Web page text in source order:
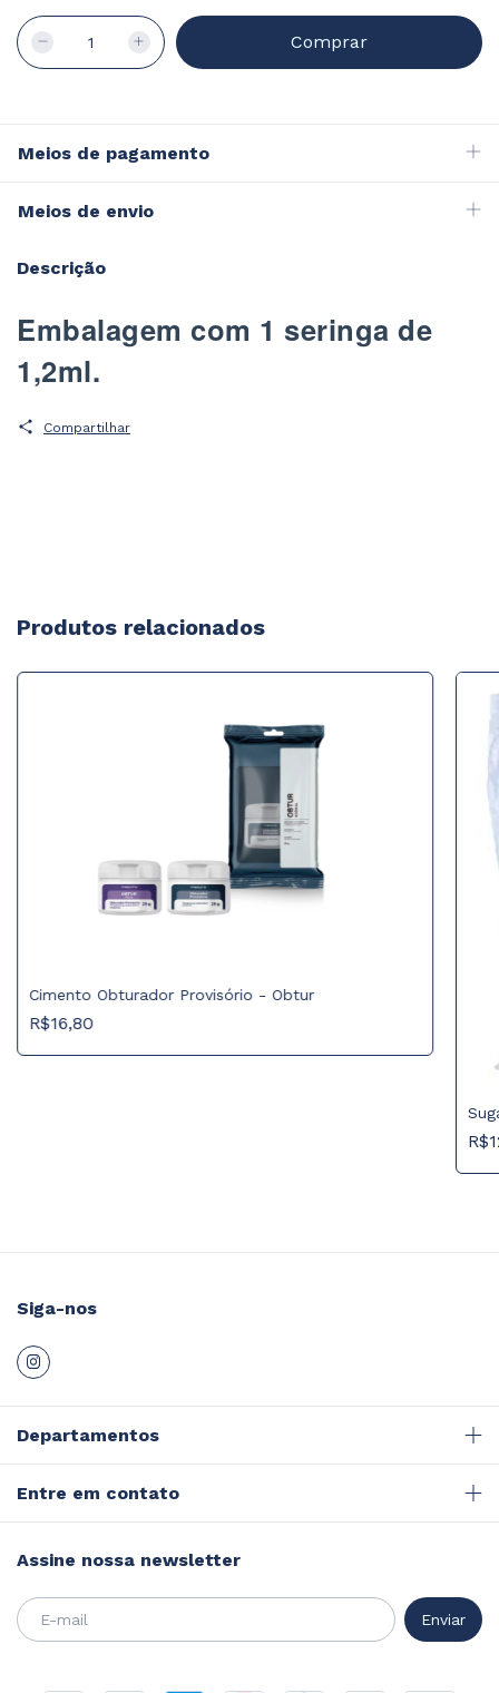
Meios de pagamento
Meios de envio
Descrição
Embalagem com 1 seringa de
1,2ml.
Compartilhar
Produtos relacionados
Cimento Obturador Provisório - Obtur
R$16,80
Siga-nos
Departamentos
Entre em contato
Assine nossa newsletter